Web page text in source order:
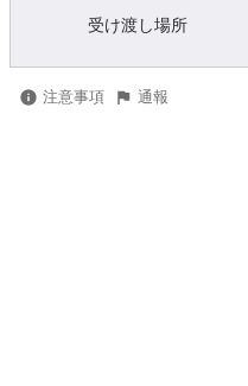
受け渡し場所
注意事項 通報